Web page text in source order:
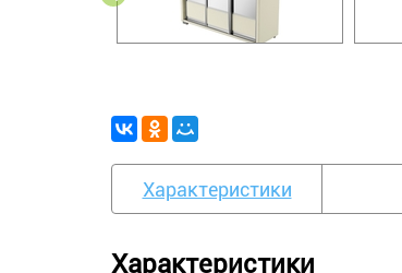
Характеристики
Характеристики